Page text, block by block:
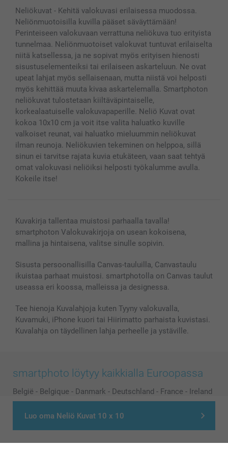
Luo oma Neliö Kuvat 10 x 10
Kuvakalenterit & Päivyrit
Valokuvakehykset & Lisätarvikkeet
Lahjakortti
Kaikki kuvatuotteet
Investor Relations
Tilausten tila
Neliökuvat - Kehitä valokuvasi erilaisessa muodossa.
Neliönmuotoisilla kuvilla pääset säväyttämään!
Perinteiseen valokuvaan verrattuna neliökuva tuo erityista
tunnelmaa. Neliönmuotoiset valokuvat tuntuvat erilaiselta
niitä katsellessa, ja ne sopivat myös erityisen hienosti
sisustuselementeiksi tai erilaiseen askarteluun. Ne ovat
upeat lahjat myös sellaisenaan, mutta niistä voi helposti
myös kehittää muuta kivaa askartelemalla. Smartphoton
neliökuvat tulostetaan kiiltäväpintaiselle,
korkealaatuiselle valokuvapaperille. Neliö Kuvat ovat
kokoa 10x10 cm ja voit itse valita haluatko kuville
valkoiset reunat, vai haluatko mieluummin neliökuvat
ilman reunoja. Neliökuvien tekeminen on helppoa, sillä
sinun ei tarvitse rajata kuvia etukäteen, vaan saat tehtyä
omat valokuvasi neliöiksi helposti työkalumme avulla.
Kokeile itse!
Kuvakirja tallentaa muistosi parhaalla tavalla!
smartphoton Valokuvakirjoja on usean kokoisena,
mallina ja hintaisena, valitse sinulle sopivin.
Sisusta persoonallisilla Canvas-tauluilla, Canvastaulu
ikuistaa parhaat muistosi. smartphotolla on Canvas taulut
useassa eri koossa, malleissa ja designessa.
Tee hienoja Kuvalahjoja kuten Tyyny valokuvalla,
Kuvamuki, iPhone kuori tai Hiirimatto parhaista kuvistasi.
Kuvalahja on täydellinen lahja perheelle ja ystäville.
smartphoto löytyy kaikkialla Euroopassa
België - Belgique - Danmark - Deutschland - France - Ireland
Switzerland
Suomi - Sverige United Kingdom
Other Countries